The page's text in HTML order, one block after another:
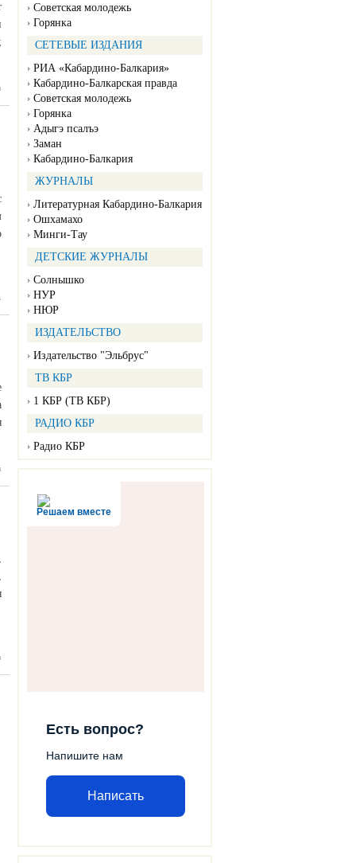
Советская молодежь
Горянка
СЕТЕВЫЕ ИЗДАНИЯ
РИА «Кабардино-Балкария»
Кабардино-Балкарская правда
Советская молодежь
Горянка
Адыгэ псалъэ
Заман
Кабардино-Балкария
ЖУРНАЛЫ
Литературная Кабардино-Балкария
Ошхамахо
Минги-Тау
ДЕТСКИЕ ЖУРНАЛЫ
Солнышко
НУР
НЮР
ИЗДАТЕЛЬСТВО
Издательство "Эльбрус"
ТВ КБР
1 КБР (ТВ КБР)
РАДИО КБР
Радио КБР
Решаем вместе
Есть вопрос?
Напишите нам
Написать
от